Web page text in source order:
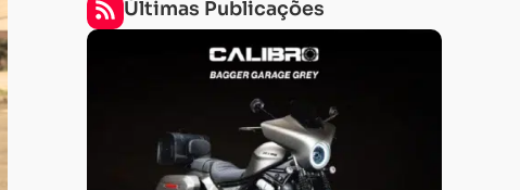
Últimas Publicações